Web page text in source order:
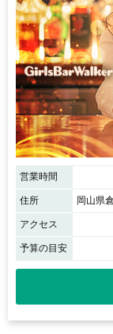
営業時間
住所 岡山県
アクセス
予算の目安